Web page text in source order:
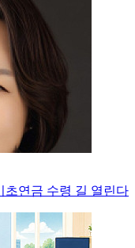
초연금 수령 길 열린다